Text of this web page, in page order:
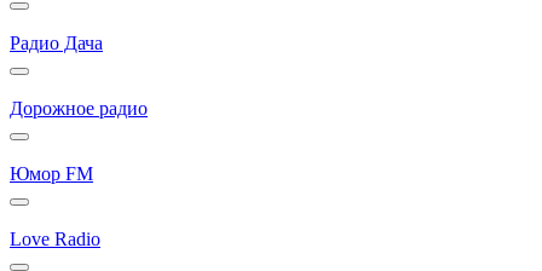
Радио Дача
Дорожное радио
Юмор FM
Love Radio